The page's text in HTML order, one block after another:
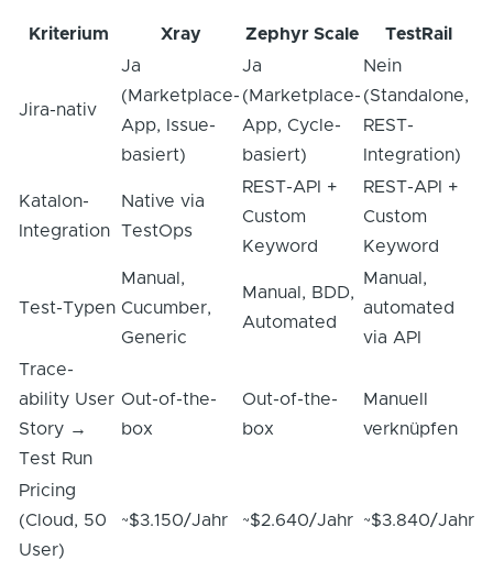
Kriterium Xray Zephyr Scale TestRail
Jira-nativ
Ja
(Marketplace-
App, Issue-
basiert)
Ja
(Marketplace-
App, Cycle-
basiert)
Nein
(Standalone,
REST-
Integration)
Katalon-
Integration
Native via
TestOps
REST-API +
Custom
Keyword
REST-API +
Custom
Keyword
Test-Typen
Manual,
Cucumber,
Generic
Manual, BDD,
Automated
Manual,
automated
via API
Trace-
ability User
Story →
Test Run
Out-of-the-
box
Out-of-the-
box
Manuell
verknüpfen
Pricing
(Cloud, 50
User)
~$3.150/Jahr ~$2.640/Jahr ~$3.840/Jahr